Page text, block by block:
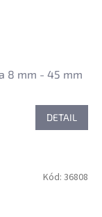
8 mm - 45 mm
DETAIL
Kód: 36808